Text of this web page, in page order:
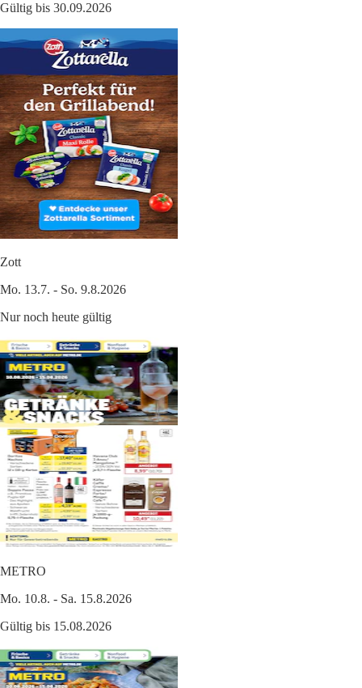
Gültig bis 30.09.2026
Zott
Mo. 13.7. - So. 9.8.2026
Nur noch heute gültig
METRO
Mo. 10.8. - Sa. 15.8.2026
Gültig bis 15.08.2026